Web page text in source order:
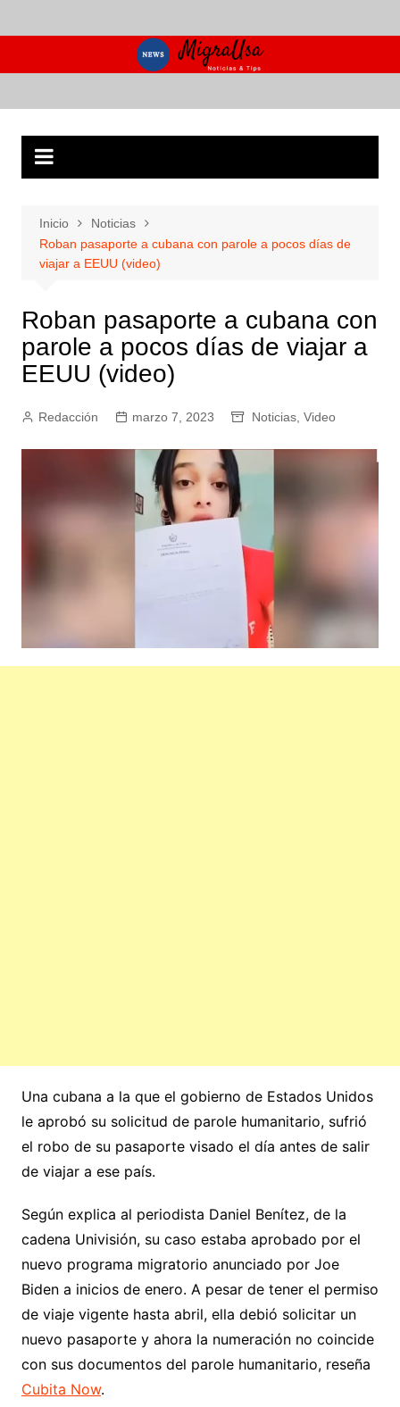
al
Inicio
Noticias
Roban pasaporte a cubana con parole a pocos días de
viajar a EEUU (video)
Roban pasaporte a cubana con
parole a pocos días de viajar a
EEUU (video)
Redacción marzo 7, 2023 Noticias, Video
Una cubana a la que el gobierno de Estados Unidos
le aprobó su solicitud de parole humanitario, sufrió
el robo de su pasaporte visado el día antes de salir
de viajar a ese país.
Según explica al periodista Daniel Benítez, de la
cadena Univisión, su caso estaba aprobado por el
nuevo programa migratorio anunciado por Joe
Biden a inicios de enero. A pesar de tener el permiso
de viaje vigente hasta abril, ella debió solicitar un
nuevo pasaporte y ahora la numeración no coincide
con sus documentos del parole humanitario, reseña
Cubita Now.